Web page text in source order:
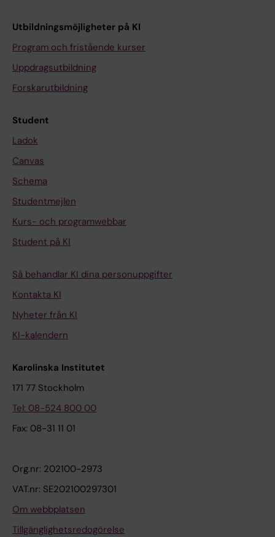
Utbildningsmöjligheter på KI
Program och fristående kurser
Uppdragsutbildning
Forskarutbildning
Student
Ladok
Canvas
Schema
Studentmejlen
Kurs- och programwebbar
Student på KI
Så behandlar KI dina personuppgifter
Kontakta KI
Nyheter från KI
KI-kalendern
Karolinska Institutet
171 77 Stockholm
Tel: 08-524 800 00
Fax: 08-31 11 01
Org.nr: 202100-2973
VAT.nr: SE202100297301
Om webbplatsen
Tillgänglighetsredogörelse